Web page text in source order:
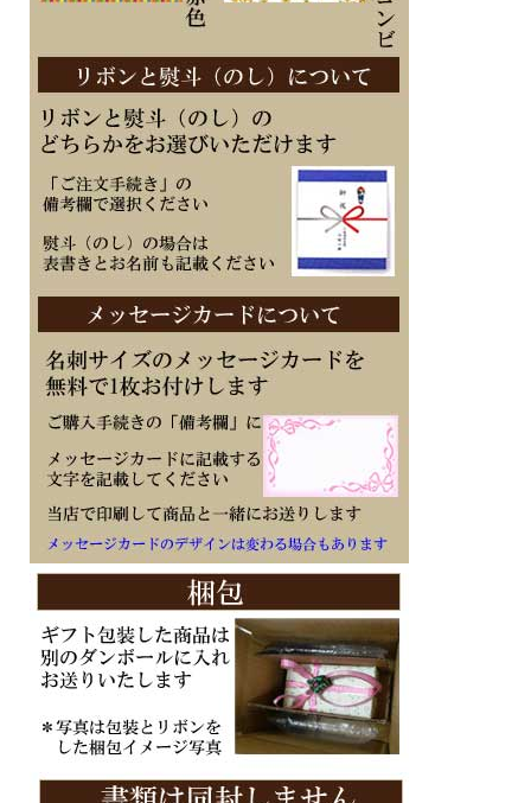
■バンド調整可能サイズ：132～182mm
・文字板：1ポイントクリスタルガラス入
・充電残量表示機能
・充電警告機能
・過充電防止機能
・受信局自動選択機能
・定時受信機能
・パーペチュアルカレンダー
・時差設定機能
・シンプルアジャスト
■メーカーの正規国内保証書付き（1年間保証）
子供 娘 彼女 妻 お母さん お義母さん 会社 永年勤続 周年記念 皆勤 栄転 退職 誕生
日 入学 成人 卒業 贈り物 ギフト 記念品 プレゼントにメッセージ 文字 名入れ 刻印
した腕時計を
※１０文字分の加工費込みの表示価格です
※在庫ありの時１０日間前後（土日祝日は除く）で発送予定（在庫切れの場合もあ
ります）
※刻印文字はカート内の備考欄に記載ください